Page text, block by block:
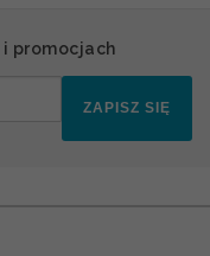
promocjach
ZAPISZ SIĘ